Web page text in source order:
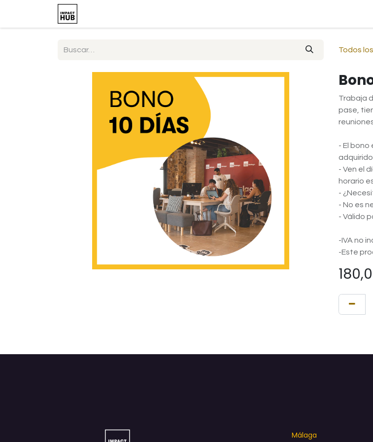
Todos
Trabaja
pase,
- El bono
- Ven el
horario
-
- No es
- Válido
-IVA no
-Este
Málaga